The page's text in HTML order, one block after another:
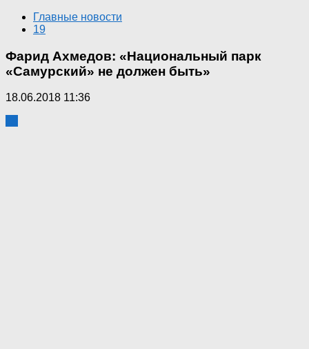
Главные новости
19
Фарид Ахмедов: «Национальный парк
«Самурский» не должен быть»
18.06.2018 11:36